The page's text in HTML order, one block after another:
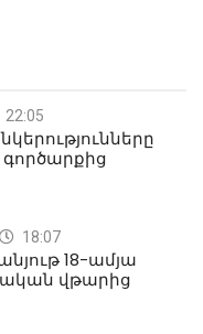
22:05
18:07
18-ամյա
վթարից